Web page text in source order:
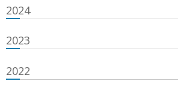
2024
2023
2022